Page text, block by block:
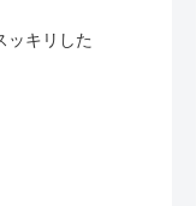
ッキリした